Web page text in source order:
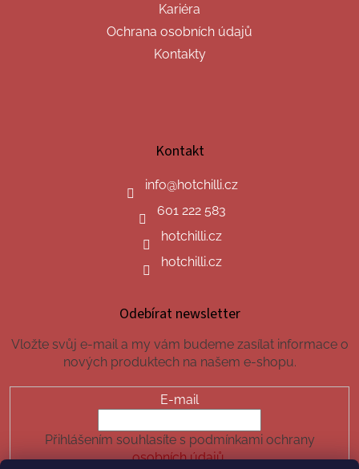
Kariéra
Ochrana osobních údajů
Kontakty
Kontakt
info@hotchilli.cz
601 222 583
hotchilli.cz
hotchilli.cz
Odebírat newsletter
Vložte svůj e-mail a my vám budeme zasílat informace o
nových produktech na našem e-shopu.
E-mail
Přihlášením souhlasíte s podmínkami ochrany
osobních údajů.